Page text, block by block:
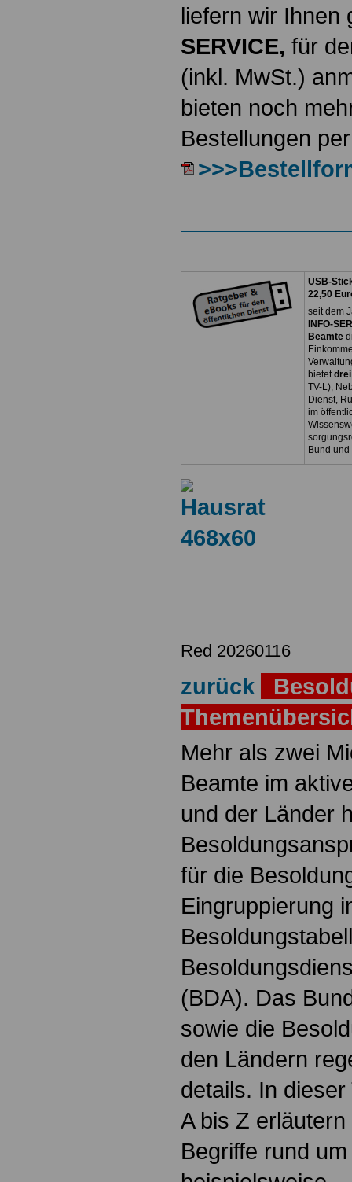
liefern wir
SERVICE, für
(inkl. MwSt.)
bieten noch
Bestellungen
USB-
22,50
seit dem
INFO-
Beamte
bietet
TV-L),
Dienst,
im
Bund
Red 20260116
zurück
Mehr als zwei
Beamte im
und der Länder
für die
Eingruppierung
(BDA). Das
sowie die
den Ländern
details. In
A bis Z
Begriffe rund